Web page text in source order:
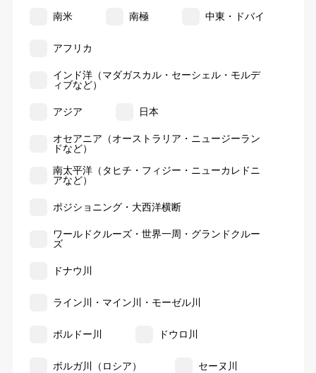
南米 南極 中東・ドバイ
アフリカ
インド洋（マダガスカル・セーシェル・モルデ
ィブなど）
アジア 日本
オセアニア（オーストラリア・ニュージーラン
ドなど）
南太平洋（タヒチ・フィジー・ニューカレドニ
アなど）
ポジショニング・大西洋横断
ワールドクルーズ・世界一周・グランドクルー
ズ
ドナウ川
ライン川・マイン川・モーゼル川
ボルドー川 ドウロ川
ボルガ川（ロシア） セーヌ川